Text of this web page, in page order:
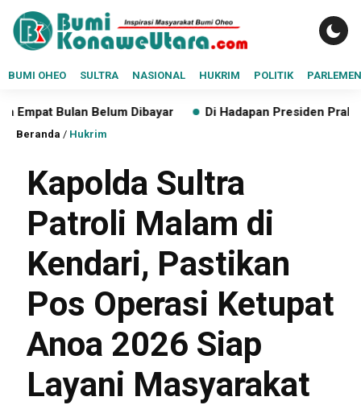
BUMI OHEO SULTRA NASIONAL HUKRIM POLITIK PARLEMEN
Belum Dibayar Di Hadapan Presiden Prabowo, Anton
Beranda / Hukrim
Kapolda Sultra
Patroli Malam di
Kendari, Pastikan
Pos Operasi Ketupat
Anoa 2026 Siap
Layani Masyarakat